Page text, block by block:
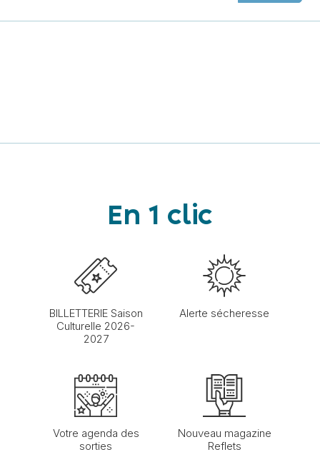
En 1 clic
BILLETTERIE Saison
Culturelle 2026-
2027
Alerte sécheresse
Votre agenda des
sorties
Nouveau magazine
Reflets